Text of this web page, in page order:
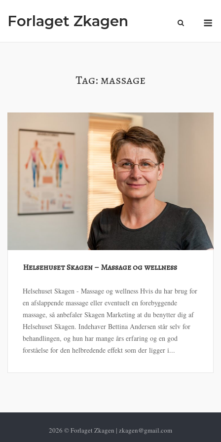
Forlaget Zkagen
Tag: massage
Helsehuset Skagen – Massage og wellness
Helsehuset Skagen - Massage og wellness Hvis du har brug for
en afslappende massage eller eventuelt en forebyggende
massage, så anbefaler Skagen Marketing at du benytter dig af
Helsehuset Skagen. Indehaver Bettina Andersen står selv for
behandlingen, og hun har mange års erfaring og en god
forståelse for den helbredende effekt som der ligger i...
2026 © Forlaget Zkagen | zkagen@gmail.com